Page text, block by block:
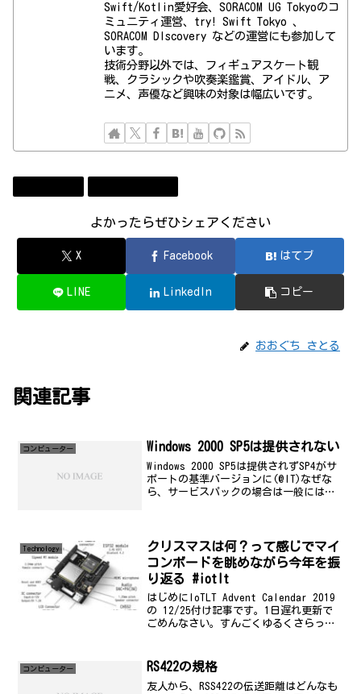
Swift/Kotlin愛好会、SORACOM UG Tokyoのコ
ミュニティ運営、try! Swift Tokyo 、
SORACOM DIscovery などの運営にも参加して
います。
技術分野以外では、フィギュアスケート観
戦、クラシックや吹奏楽鑑賞、アイドル、ア
ニメ、声優など興味の対象は幅広いです。
よかったらぜひシェアください
X Facebook はてブ
LINE LinkedIn コピー
おおぐち さとる
関連記事
コンビューター Windows 2000 SP5は提供されない
Windows 2000 SP5は提供されずSP4がサ
ポートの基準バージョンに(@IT)なぜな
ら、サービスパックの場合は一般にはほ
く...
Technology
クリスマスは何？って感じでマイ
コンボードを眺めながら今年を振
り返る #iotlt
はじめにIoTLT Advent Calendar 2019
の 12/25付け記事です。1日遅れ更新で
ごめんなさい。すんごくゆるくさらっと
か？私は、(友人に頼んで) S...
コンビューター RS422の規格
友人から、RSS422の伝送距離はどんなも